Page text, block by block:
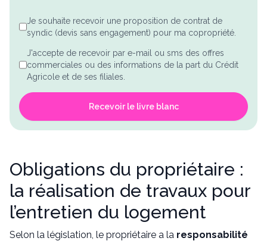
Je souhaite recevoir une proposition de contrat de
syndic (devis sans engagement) pour ma copropriété.
J'accepte de recevoir par e-mail ou sms des offres
commerciales ou des informations de la part du Crédit
Agricole et de ses filiales.
Recevoir le livre blanc
Obligations du propriétaire :
la réalisation de travaux pour
l’entretien du logement
Selon la législation, le propriétaire a la responsabilité